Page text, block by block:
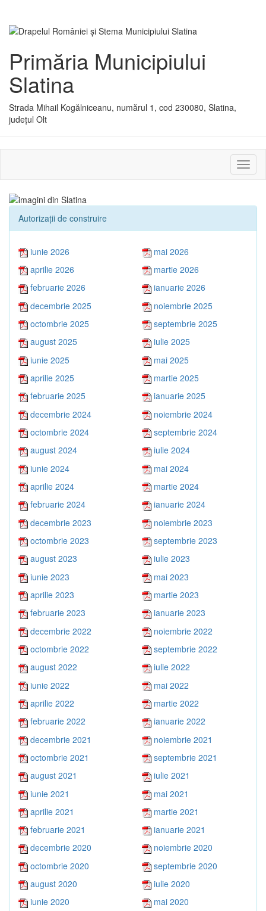
Primăria Municipiului
Slatina
Strada Mihail Kogălniceanu, numărul 1, cod 230080, Slatina,
județul Olt
sau
Autorizaţii de construire
iunie 2026
mai 2026
aprilie 2026
martie 2026
februarie 2026
ianuarie 2026
decembrie 2025
noiembrie 2025
octombrie 2025
septembrie 2025
august 2025
iulie 2025
iunie 2025
mai 2025
aprilie 2025
martie 2025
februarie 2025
ianuarie 2025
decembrie 2024
noiembrie 2024
octombrie 2024
septembrie 2024
august 2024
iulie 2024
iunie 2024
mai 2024
aprilie 2024
martie 2024
februarie 2024
ianuarie 2024
decembrie 2023
noiembrie 2023
octombrie 2023
septembrie 2023
august 2023
iulie 2023
iunie 2023
mai 2023
aprilie 2023
martie 2023
februarie 2023
ianuarie 2023
decembrie 2022
noiembrie 2022
octombrie 2022
septembrie 2022
august 2022
iulie 2022
iunie 2022
mai 2022
aprilie 2022
martie 2022
februarie 2022
ianuarie 2022
decembrie 2021
noiembrie 2021
octombrie 2021
septembrie 2021
august 2021
iulie 2021
iunie 2021
mai 2021
aprilie 2021
martie 2021
februarie 2021
ianuarie 2021
decembrie 2020
noiembrie 2020
octombrie 2020
septembrie 2020
august 2020
iulie 2020
iunie 2020
mai 2020